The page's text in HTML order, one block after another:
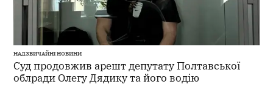
НАДЗВИЧАЙНІ НОВИНИ
Суд продовжив арешт депутату Полтавської
облради Олегу Дядику та його водію